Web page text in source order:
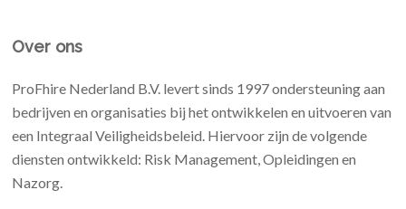
Over ons
ProFhire Nederland B.V. levert sinds 1997 ondersteuning aan
bedrijven en organisaties bij het ontwikkelen en uitvoeren van
een Integraal Veiligheidsbeleid. Hiervoor zijn de volgende
diensten ontwikkeld: Risk Management, Opleidingen en
Nazorg.